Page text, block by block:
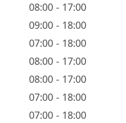
08:00 - 17:00
09:00 - 18:00
07:00 - 18:00
08:00 - 17:00
08:00 - 17:00
07:00 - 18:00
07:00 - 18:00